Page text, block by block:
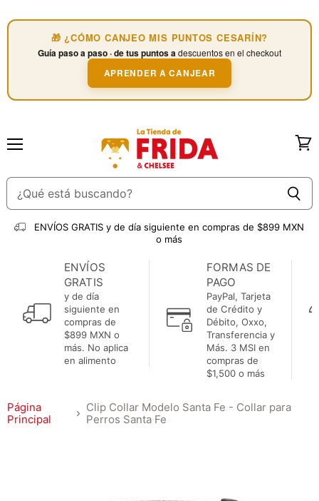
🎁 ¿CÓMO CANJEO MIS PUNTOS CESARÍN?
Guía paso a paso · de tus puntos adescuentos en el checkout
APRENDER A CANJEAR
ENVÍOS GRATIS y de día siguiente en compras de $899 MXN
o más
ENVÍOS
GRATIS
y de día
siguiente en
compras de
$899 MXN o
más. No aplica
en alimento
FORMAS DE
PAGO
PayPal, Tarjeta
de Crédito y
Débito, Oxxo,
Transferencia y
Más. 3 MSI en
compras de
$1,500 o más
Página
Principal
Clip Collar Modelo Santa Fe - Collar para
Perros Santa Fe